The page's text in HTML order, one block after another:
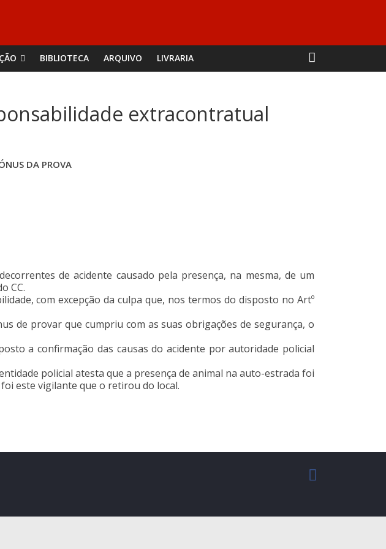
BIBLIOTECA ARQUIVO LIVRARIA
extracontratual
DA PROVA
de acidente causado pela presença, na mesma, de um
CC.
com excepção da culpa que, nos termos do disposto no Artº
de provar que cumpriu com as suas obrigações de segurança, o
a confirmação das causas do acidente por autoridade policial
policial atesta que a presença de animal na auto-estrada foi
este vigilante que o retirou do local.